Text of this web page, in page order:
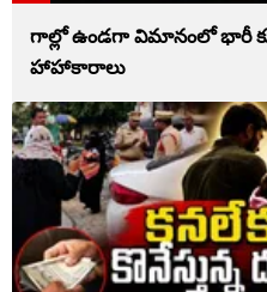
గాల్లో ఉండగా విమానంలో భారీ
హాహాకారాలు